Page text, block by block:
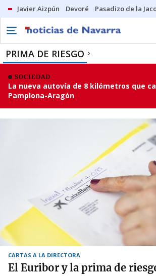
Javier Aizpún Devoré Pasadizo de la
PRIMA DE RIESGO
SOCIEDAD
La nueva autovía de 8 kilómetros que
Pamplona-Aragón
CARTAS A LA DIRECTORA
El Euribor y la prima de